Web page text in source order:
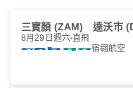
三寶顏 (ZAM) 達沃市
8月29日週六 直飛
宿翱航空